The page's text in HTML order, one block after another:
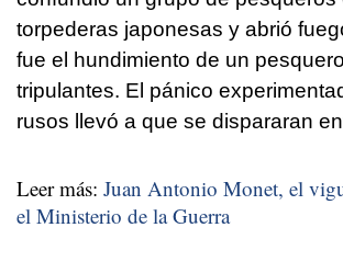
torpederas japonesas y abrió
fue el hundimiento de un
tripulantes. El pánico
rusos llevó a que se dispararan
Leer más: Juan Antonio Monet, el
el Ministerio de la Guerra